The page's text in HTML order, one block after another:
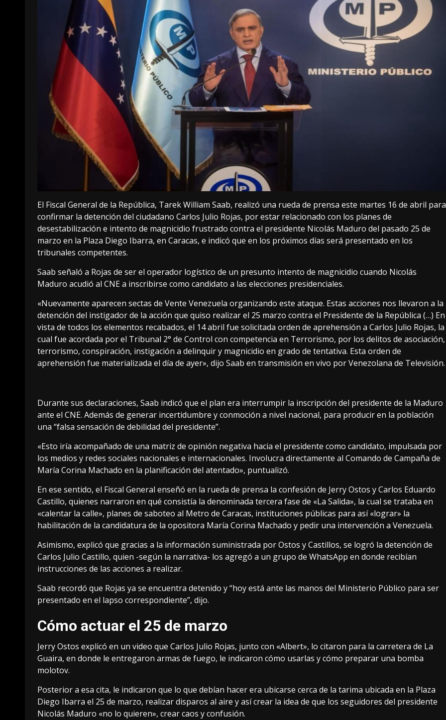
El Fiscal General de la República, Tarek William Saab, realizó una rueda de prensa este martes 16 de abril para
confirmar la detención del ciudadano Carlos Julio Rojas, por estar relacionado con los planes de
desestabilización e intento de magnicidio frustrado contra el presidente Nicolás Maduro del pasado 25 de
marzo en la Plaza Diego Ibarra, en Caracas, e indicó que en los próximos días será presentado en los
tribunales competentes.
Saab señaló a Rojas de ser el operador logístico de un presunto intento de magnicidio cuando Nicolás
Maduro acudió al CNE a inscribirse como candidato a las elecciones presidenciales.
«Nuevamente aparecen sectas de Vente Venezuela organizando este ataque. Estas acciones nos llevaron a la
detención del instigador de la acción que quiso realizar el 25 marzo contra el Presidente de la República (…) En
vista de todos los elementos recabados, el 14 abril fue solicitada orden de aprehensión a Carlos Julio Rojas, la
cual fue acordada por el Tribunal 2° de Control con competencia en Terrorismo, por los delitos de asociación,
terrorismo, conspiración, instigación a delinquir y magnicidio en grado de tentativa. Esta orden de
aprehensión fue materializada el día de ayer», dijo Saab en transmisión en vivo por Venezolana de Televisión.
Durante sus declaraciones, Saab indicó que el plan era interrumpir la inscripción del presidente de la Maduro
ante el CNE. Además de generar incertidumbre y conmoción a nivel nacional, para producir en la población
una “falsa sensación de debilidad del presidente”.
«Esto iría acompañado de una matriz de opinión negativa hacia el presidente como candidato, impulsada por
los medios y redes sociales nacionales e internacionales. Involucra directamente al Comando de Campaña de
María Corina Machado en la planificación del atentado», puntualizó.
En ese sentido, el Fiscal General enseñó en la rueda de prensa la confesión de Jerry Ostos y Carlos Eduardo
Castillo, quienes narraron en qué consistía la denominada tercera fase de «La Salida», la cual se trataba en
«calentar la calle», planes de saboteo al Metro de Caracas, instituciones públicas para así «lograr» la
habilitación de la candidatura de la opositora María Corina Machado y pedir una intervención a Venezuela.
Asimismo, explicó que gracias a la información suministrada por Ostos y Castillos, se logró la detención de
Carlos Julio Castillo, quien -según la narrativa- los agregó a un grupo de WhatsApp en donde recibían
instrucciones de las acciones a realizar.
Saab recordó que Rojas ya se encuentra detenido y “hoy está ante las manos del Ministerio Público para ser
presentado en el lapso correspondiente”, dijo.
Cómo actuar el 25 de marzo
Jerry Ostos explicó en un video que Carlos Julio Rojas, junto con «Albert», lo citaron para la carretera de La
Guaira, en donde le entregaron armas de fuego, le indicaron cómo usarlas y cómo preparar una bomba
molotov.
Posterior a esa cita, le indicaron que lo que debían hacer era ubicarse cerca de la tarima ubicada en la Plaza
Diego Ibarra el 25 de marzo, realizar disparos al aire y así crear la idea de que los seguidores del presidente
Nicolás Maduro «no lo quieren», crear caos y confusión.